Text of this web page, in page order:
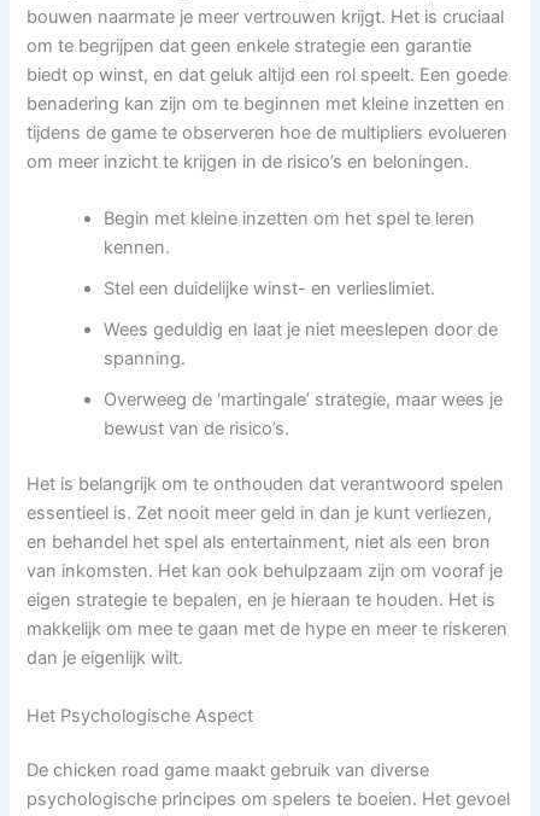
bouwen naarmate je meer vertrouwen krijgt. Het is cruciaal
om te begrijpen dat geen enkele strategie een garantie
biedt op winst, en dat geluk altijd een rol speelt. Een goede
benadering kan zijn om te beginnen met kleine inzetten en
tijdens de game te observeren hoe de multipliers evolueren
om meer inzicht te krijgen in de risico’s en beloningen.
Begin met kleine inzetten om het spel te leren
kennen.
Stel een duidelijke winst- en verlieslimiet.
Wees geduldig en laat je niet meeslepen door de
spanning.
Overweeg de ‘martingale’ strategie, maar wees je
bewust van de risico’s.
Het is belangrijk om te onthouden dat verantwoord spelen
essentieel is. Zet nooit meer geld in dan je kunt verliezen,
en behandel het spel als entertainment, niet als een bron
van inkomsten. Het kan ook behulpzaam zijn om vooraf je
eigen strategie te bepalen, en je hieraan te houden. Het is
makkelijk om mee te gaan met de hype en meer te riskeren
dan je eigenlijk wilt.
Het Psychologische Aspect
De chicken road game maakt gebruik van diverse
psychologische principes om spelers te boeien. Het gevoel